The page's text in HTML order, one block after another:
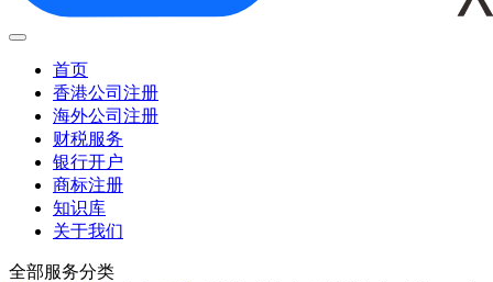
首页
香港公司注册
海外公司注册
财税服务
银行开户
商标注册
知识库
关于我们
全部服务分类